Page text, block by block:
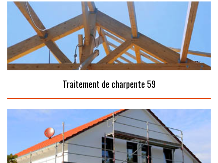
Traitement de charpente 59